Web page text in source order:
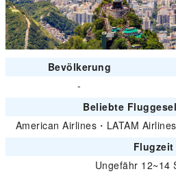
Bevölkerung
-
Beliebte
American Airlines ・ LATAM
Flugzeit
Ungefähr 12~14